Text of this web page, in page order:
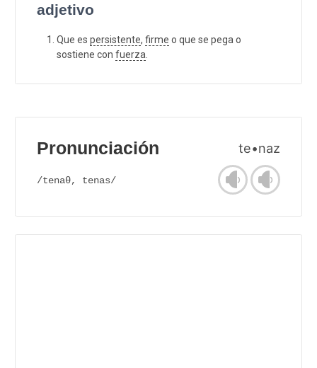
adjetivo
Que es persistente, firme o que se pega o
sostiene con fuerza
Pronunciación te•naz
/tenaθ, tenas/